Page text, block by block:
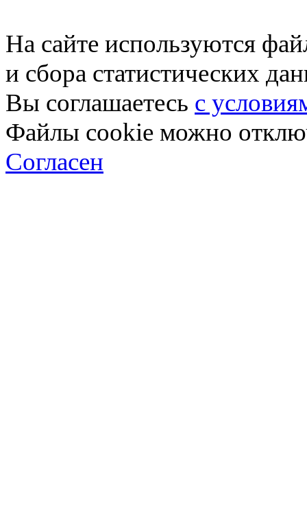
На сайте используются
и сбора статистических
Вы соглашаетесь с
Файлы cookie можно
Согласен